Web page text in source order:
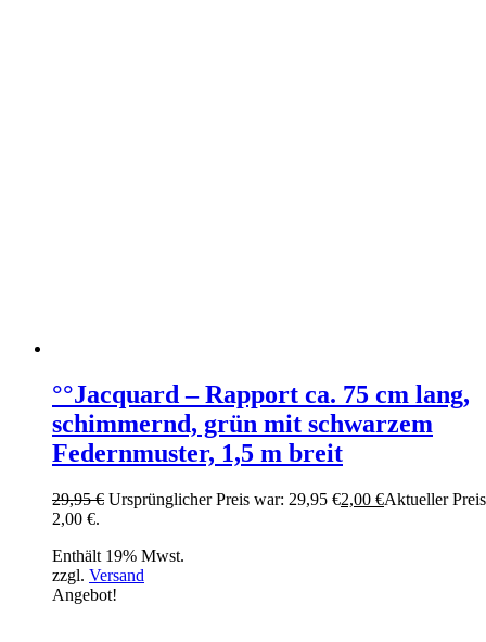
°°Jacquard – Rapport ca. 75 cm lang,
schimmernd, grün mit schwarzem
Federnmuster, 1,5 m breit
29,95€ Ursprünglicher Preis war: 29,95 €2,00 €Aktueller
2,00 €.
Enthält 19% Mwst.
zzgl. Versand
Angebot!